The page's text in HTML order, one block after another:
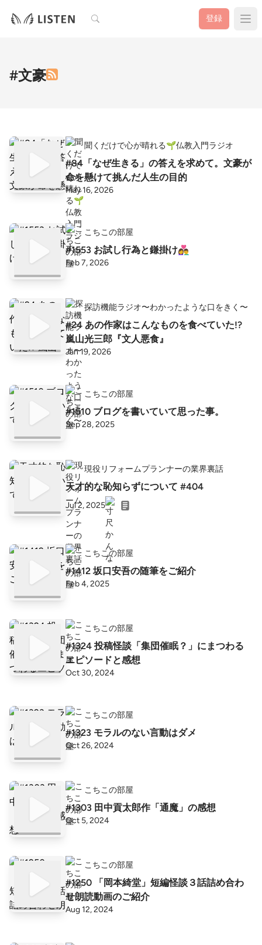
検索 登録
#文豪
聞くだけで心が晴れる🌱仏教入門ラジオ
#84「なぜ生きる」の答えを求めて。文豪が
命を懸けて挑んだ人生の目的
May 16, 2026
こちこの部屋
#1553 お試し行為と鎌掛け👩‍❤️‍👨
Feb 7, 2026
探訪機能ラジオ〜わかったような口をきく〜
#24 あの作家はこんなものを食べていた!?
嵐山光三郎『文人悪食』
Jan 19, 2026
こちこの部屋
#1510 ブログを書いていて思った事。
Sep 28, 2025
現役リフォームプランナーの業界裏話
天才的な恥知らずについて #404
Jul 2, 2025
こちこの部屋
#1412 坂口安吾の随筆をご紹介
Feb 4, 2025
こちこの部屋
#1324 投稿怪談「集団催眠？」にまつわる
エピソードと感想
Oct 30, 2024
こちこの部屋
#1323 モラルのない言動はダメ
Oct 26, 2024
こちこの部屋
#1303 田中貢太郎作「通魔」の感想
Oct 5, 2024
こちこの部屋
#1250 「岡本綺堂」短編怪談３話詰め合わ
せ朗読動画のご紹介
Aug 12, 2024